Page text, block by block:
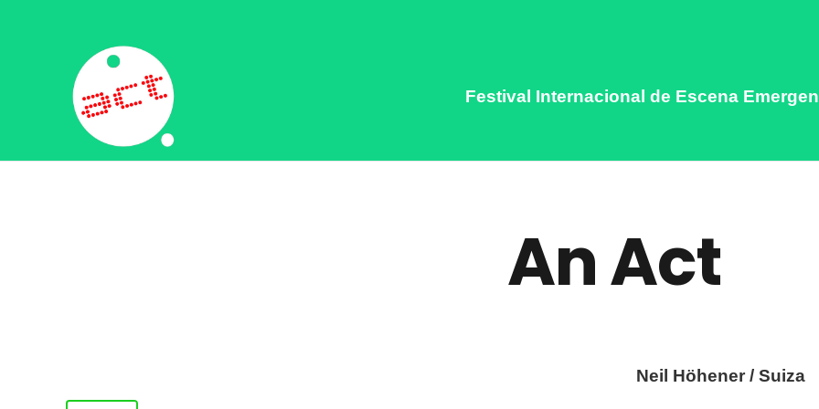
Festival Internacional de Escena
An Act
Neil Höhener / Suiza